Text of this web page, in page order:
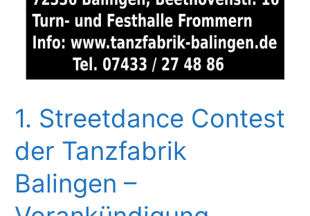
1. Streetdance Contest
der Tanzfabrik
Balingen –